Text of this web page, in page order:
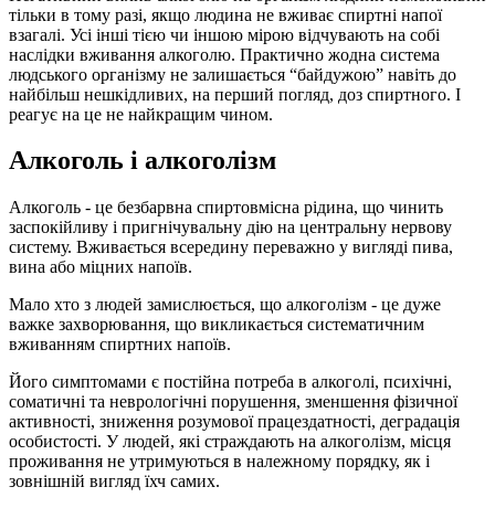
тільки в тому разі, якщо людина не вживає спиртні напої
взагалі. Усі інші тією чи іншою мірою відчувають на собі
наслідки вживання алкоголю. Практично жодна система
людського організму не залишається “байдужою” навіть до
найбільш нешкідливих, на перший погляд, доз спиртного. І
реагує на це не найкращим чином.
Алкоголь і алкоголізм
Алкоголь - це безбарвна спиртовмісна рідина, що чинить
заспокійливу і пригнічувальну дію на центральну нервову
систему. Вживається всередину переважно у вигляді пива,
вина або міцних напоїв.
Мало хто з людей замислюється, що алкоголізм - це дуже
важке захворювання, що викликається систематичним
вживанням спиртних напоїв.
Його симптомами є постійна потреба в алкоголі, психічні,
соматичні та неврологічні порушення, зменшення фізичної
активності, зниження розумової працездатності, деградація
особистості. У людей, які страждають на алкоголізм, місця
проживання не утримуються в належному порядку, як і
зовнішній вигляд їхч самих.